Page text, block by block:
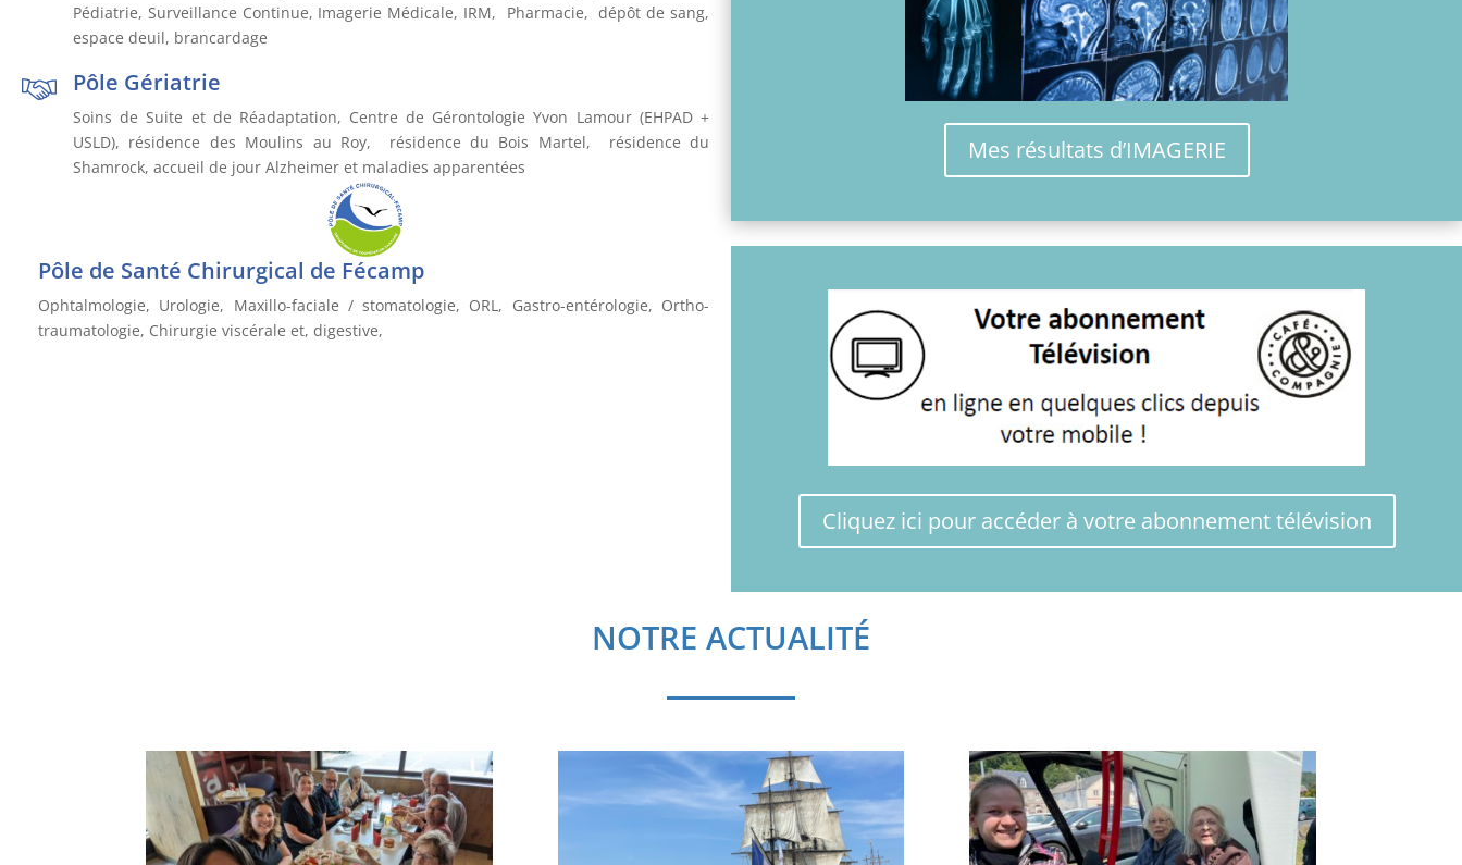
Pédiatrie, Surveillance Continue, Imagerie Médicale, IRM, Pharmacie, dépôt de sang,
espace deuil, brancardage
Pôle Gériatrie
Soins de Suite et de Réadaptation, Centre de Gérontologie Yvon Lamour (EHPAD +
USLD), résidence des Moulins au Roy, résidence du Bois Martel, résidence du
Shamrock, accueil de jour Alzheimer et maladies apparentées
Pôle de Santé Chirurgical de Fécamp
Ophtalmologie, Urologie, Maxillo-faciale / stomatologie, ORL, Gastro-entérologie, Ortho-
traumatologie, Chirurgie viscérale et, digestive,
Mes résultats d’IMAGERIE
Cliquez ici pour accéder à votre abonnement télévision
NOTRE ACTUALITÉ